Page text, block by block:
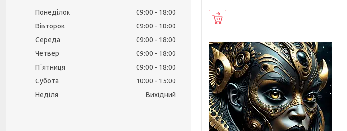
Понеділок 09:00
18:00
Вівторок
09:00
18:00
Середа
09:00
18:00
Четвер
09:00
18:00
Пʼятниця
09:00
18:00
Субота
10:00
15:00
Неділя
Вихідний